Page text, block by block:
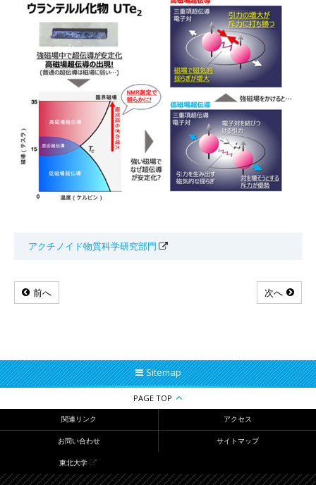
アクチノイド物質科学研究部門
前へ 次へ
Sitemap
PAGE TOP
関連リンク アクセス
お問い合わせ サイトマップ
東北大学